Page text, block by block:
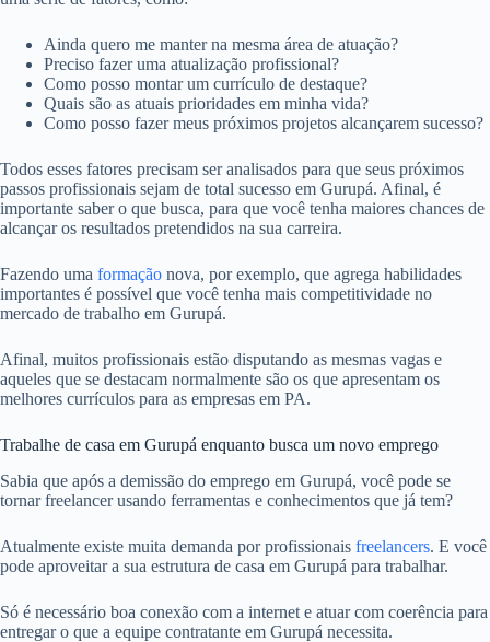
Ainda quero me manter na mesma área de atuação?
Preciso fazer uma atualização profissional?
Como posso montar um currículo de destaque?
Quais são as atuais prioridades em minha vida?
Como posso fazer meus próximos projetos alcançarem sucesso?
Todos esses fatores precisam ser analisados para que seus próximos
passos profissionais sejam de total sucesso em Gurupá. Afinal, é
importante saber o que busca, para que você tenha maiores chances de
alcançar os resultados pretendidos na sua carreira.
Fazendo uma formação nova, por exemplo, que agrega habilidades
importantes é possível que você tenha mais competitividade no
mercado de trabalho em Gurupá.
Afinal, muitos profissionais estão disputando as mesmas vagas e
aqueles que se destacam normalmente são os que apresentam os
melhores currículos para as empresas em PA.
Trabalhe de casa em Gurupá enquanto busca um novo emprego
Sabia que após a demissão do emprego em Gurupá, você pode se
tornar freelancer usando ferramentas e conhecimentos que já tem?
Atualmente existe muita demanda por profissionais freelancers. E você
pode aproveitar a sua estrutura de casa em Gurupá para trabalhar.
Só é necessário boa conexão com a internet e atuar com coerência para
entregar o que a equipe contratante em Gurupá necessita.